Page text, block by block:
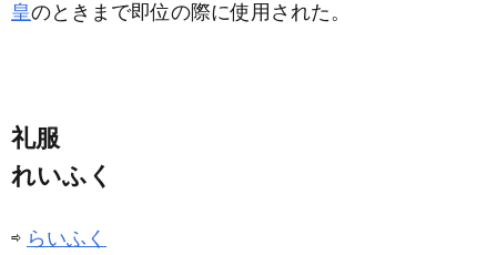
皇のときまで即位の際に使用された。
礼服
れいふく
⇨ らいふく